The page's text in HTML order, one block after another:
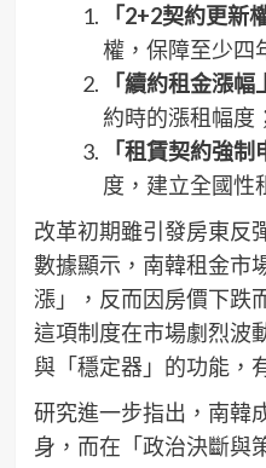
「2+2契約更新權
權，保障至少四
「續約租金漲幅
約時的漲租幅度
「租賃契約強制
度，建立全國性
改革初期雖引發房東反
數據顯示，南韓租金市
漲」，反而因房價下跌
這項制度在市場劇烈波
與「穩定器」的功能，
研究進一步指出，南韓
身，而在「政治決斷與